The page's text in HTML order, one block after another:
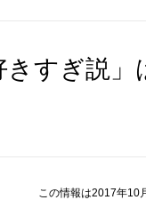
きすぎ説」
この情報は2017年10